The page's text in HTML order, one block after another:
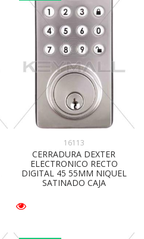
16113
CERRADURA DEXTER
ELECTRONICO RECTO
DIGITAL 45 55MM NIQUEL
SATINADO CAJA